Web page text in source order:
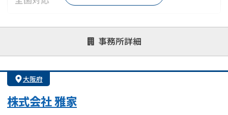
事務所詳細
対応が親身 オンライン面談可能
レスポンスが早い
1億円以上の買取可
大阪府
株式会社 雅家